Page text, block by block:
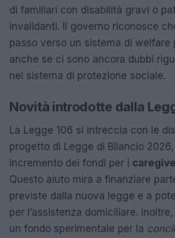
di familiari con disabilità gravi o
invalidanti. Il governo riconosce
passo verso un sistema di welfare
anche se ci sono ancora dubbi
nel sistema di protezione sociale.
Novità introdotte dalla
La Legge 106 si intreccia con le
progetto di Legge di Bilancio
incremento dei fondi per i
Questo aiuto mira a finanziare
previste dalla nuova legge e a
per l’assistenza domiciliare.
un fondo sperimentale per la